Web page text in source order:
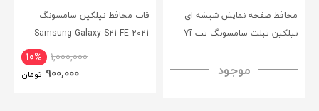
محافظ صفحه نمایش شیشه ای
نیلکین تبلت سامسونگ تب آ7 -
H+ Anti-explosion Tempered
موجود
قاب محافظ نیلکین سامسونگ
Samsung Galaxy S21 FE 2021
10% 1,000,000
900,000 تومان